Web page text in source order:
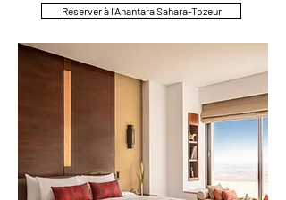
Réserver à l'Anantara Sahara-Tozeur